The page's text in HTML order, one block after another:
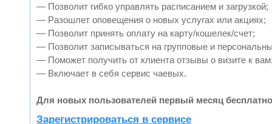
— Позволит гибко управлять расписанием и загрузкой;
— Разошлет оповещения о новых услугах или акциях;
— Позволит принять оплату на карту/кошелек/счет;
— Позволит записываться на групповые и
— Поможет получить от клиента отзывы о визите к
— Включает в себя сервис чаевых.
Для новых пользователей первый месяц
Зарегистрироваться в сервисе